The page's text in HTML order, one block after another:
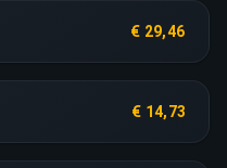
€ 29,46
€ 14,73